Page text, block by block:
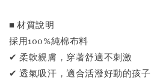
■ 材質說明
採用100%純棉布料
✔ 柔軟親膚，穿著舒適不刺激
✔ 透氣吸汗，適合活潑好動的孩子